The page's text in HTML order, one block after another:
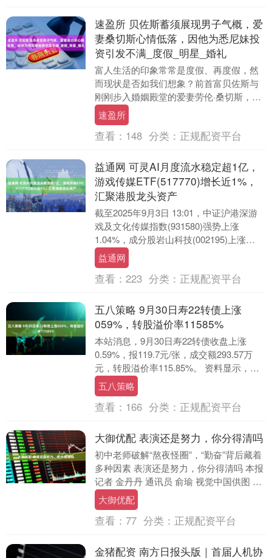
速盈所 贝佐斯蓄须展现男子气概，爱
妻桑切斯心情低落，因他为悉尼妹投
资引发不满_度假_明星_婚礼
富人生活的印象常常是度假、再度假，然
而现状是否如我们想象？前首富贝佐斯与
刚刚步入婚姻殿堂的爱妻劳伦·桑切斯，近
日出现在法国度假，而不久前他们又在意
大利某小岛享受....
速盈所
查看： 148 分类： 正规配资平台
益通网 可灵AI月度流水稳定超1亿，
游戏传媒ETF(517770)增长近1%，
汇聚港股龙头资产
截至2025年9月3日 13:01，中证沪港深游
戏及文化传媒指数(931580)强势上涨
1.04%，成分股岩山科技(002195)上涨
10.04%，巨人网络(0....
益通网
查看： 223 分类： 正规配资平台
五八策略 9月30日寿22转债上涨
059%，转股溢价率11585%
本站消息，9月30日寿22转债收盘上涨
0.59%，报119.7元/张，成交额293.57万
元，转股溢价率115.85%。 资料显示，寿
22转债信用级别为“AA-....
五八策略
查看： 166 分类： 正规配资平台
大御优配 表演还是努力，你分得清吗
初中老师破解“熬夜怪圈”，“勤奋”背后藏着
多种因素 表演还是努力，你分得清吗 本报
记者 金丹丹 通讯员 俞瑜 视觉中国供图 视
觉中国供图 初中老师破解“熬夜怪圈....
大御优配
查看： 77 分类： 正规配资平台
金猪配资 南方日报头版｜首届人机协